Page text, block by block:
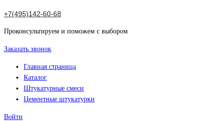
+7(495)142-60-68
Проконсультируем и поможем с выбором
Заказать звонок
Главная страница
Каталог
Штукатурные смеси
Цементные штукатурки
Войти